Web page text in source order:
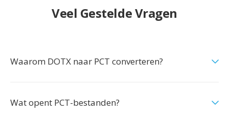
Veel Gestelde Vragen
Waarom DOTX naar PCT converteren?
Wat opent PCT-bestanden?